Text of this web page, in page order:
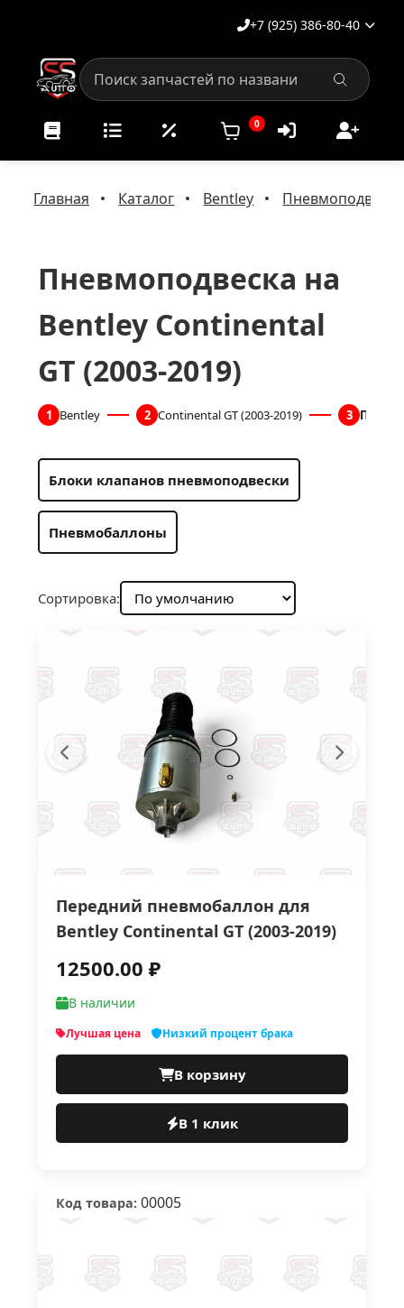
+7 (925) 386-80-40
0
Главная Каталог Bentley
Пневмоподвеска на
Bentley Continental
GT (2003-2019)
1 Bentley 2 Continental GT (2003-2019) 3
Блоки клапанов пневмоподвески
Пневмобаллоны
Сортировка:
Передний пневмобаллон для
Bentley Continental GT (2003-2019)
12500.00 ₽
В наличии
Лучшая цена Низкий процент брака
В корзину
В 1 клик
Код товара: 00005